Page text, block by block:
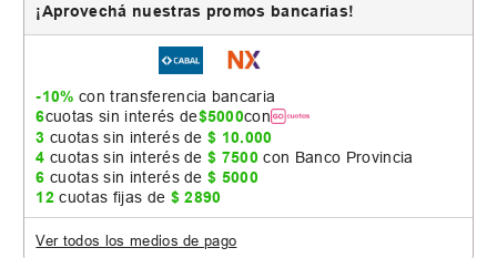
¡Aprovechá nuestras promos bancarias!
-10% con transferencia bancaria
6cuotas sin interés de$5000con
3 cuotas sin interés de$ 10.000
4 cuotas sin interés de$ 7500 con Banco Provincia
6 cuotas sin interés de$ 5000
12 cuotas fijas de $ 2890
Ver todos los medios de pago